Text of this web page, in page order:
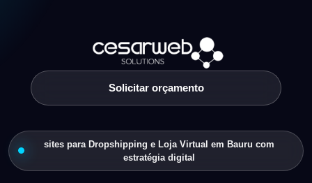
Solicitar orçamento
sites para Dropshipping e Loja Virtual em Bauru com
estratégia digital